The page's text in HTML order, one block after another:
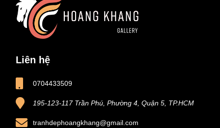
Liên hệ
0704433509
195-123-117 Trần Phú, Phường 4, Quận 5, TP.HCM
tranhdephoangkhang@gmail.com